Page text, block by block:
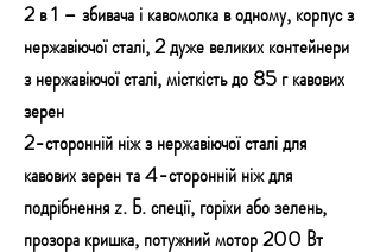
2 в 1 – збивача і кавомолка в одному, корпус з
нержавіючої сталі, 2 дуже великих контейнери
з нержавіючої сталі, місткість до 85 г кавових
зерен
2-сторонній ніж з нержавіючої сталі для
кавових зерен та 4-сторонній ніж для
подрібнення z. Б. спеції, горіхи або зелень,
прозора кришка, потужний мотор 200 Вт